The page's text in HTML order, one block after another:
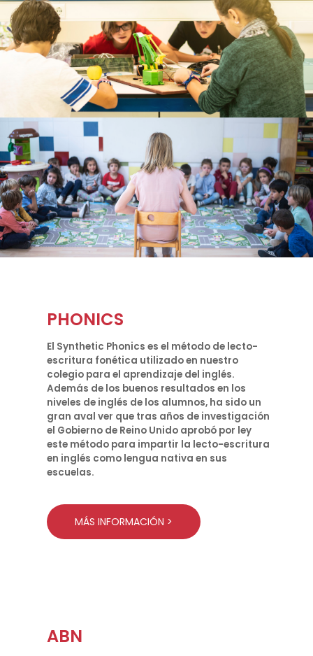
PHONICS
El Synthetic Phonics es el método de lecto-
escritura fonética utilizado en nuestro
colegio para el aprendizaje del inglés.
Además de los buenos resultados en los
niveles de inglés de los alumnos, ha sido un
gran aval ver que tras años de investigación
el Gobierno de Reino Unido aprobó por ley
este método para impartir la lecto-escritura
en inglés como lengua nativa en sus
escuelas.
MÁS INFORMACIÓN >
ABN